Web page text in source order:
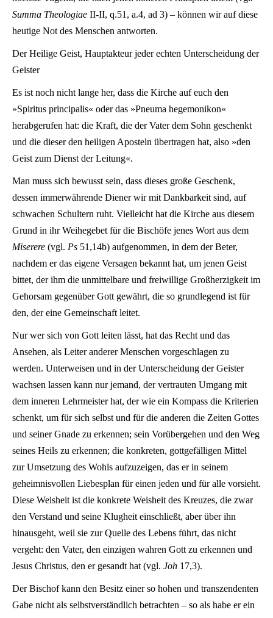
Summa Theologiae II-II, q.51, a.4, ad 3) – können wir auf diese
heutige Not des Menschen antworten.
Der Heilige Geist, Hauptakteur jeder echten Unterscheidung der
Geister
Es ist noch nicht lange her, dass die Kirche auf euch den
»Spiritus principalis« oder das »Pneuma hegemonikon«
herabgerufen hat: die Kraft, die der Vater dem Sohn geschenkt
und die dieser den heiligen Aposteln übertragen hat, also »den
Geist zum Dienst der Leitung«.
Man muss sich bewusst sein, dass dieses große Geschenk,
dessen immerwährende Diener wir mit Dankbarkeit sind, auf
schwachen Schultern ruht. Vielleicht hat die Kirche aus diesem
Grund in ihr Weihegebet für die Bischöfe jenes Wort aus dem
Miserere (vgl. Ps 51,14b) aufgenommen, in dem der Beter,
nachdem er das eigene Versagen bekannt hat, um jenen Geist
bittet, der ihm die unmittelbare und freiwillige Großherzigkeit im
Gehorsam gegenüber Gott gewährt, die so grundlegend ist für
den, der eine Gemeinschaft leitet.
Nur wer sich von Gott leiten lässt, hat das Recht und das
Ansehen, als Leiter anderer Menschen vorgeschlagen zu
werden. Unterweisen und in der Unterscheidung der Geister
wachsen lassen kann nur jemand, der vertrauten Umgang mit
dem inneren Lehrmeister hat, der wie ein Kompass die Kriterien
schenkt, um für sich selbst und für die anderen die Zeiten Gottes
und seiner Gnade zu erkennen; sein Vorübergehen und den Weg
seines Heils zu erkennen; die konkreten, gottgefälligen Mittel
zur Umsetzung des Wohls aufzuzeigen, das er in seinem
geheimnisvollen Liebesplan für einen jeden und für alle vorsieht.
Diese Weisheit ist die konkrete Weisheit des Kreuzes, die zwar
den Verstand und seine Klugheit einschließt, aber über ihn
hinausgeht, weil sie zur Quelle des Lebens führt, das nicht
vergeht: den Vater, den einzigen wahren Gott zu erkennen und
Jesus Christus, den er gesandt hat (vgl. Joh 17,3).
Der Bischof kann den Besitz einer so hohen und transzendenten
Gabe nicht als selbstverständlich betrachten – so als habe er ein